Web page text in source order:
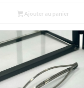
Ajouter au panier